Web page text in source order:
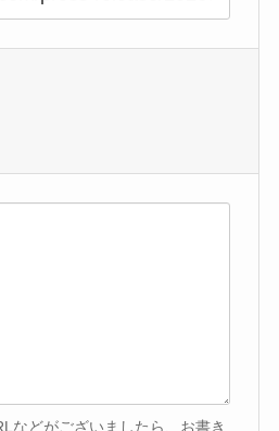
などがございましたら、お書き